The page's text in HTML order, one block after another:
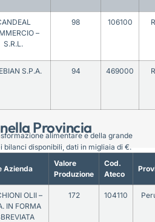
Provincia
–
S.R.L.
98 106100
S.P.A. 94 469000
Azienda
Valore
Produzione
Cod.
Ateco
OLII –
IN FORMA
172 104110
alimentare e della grande
disponibili, dati in migliaia di €.